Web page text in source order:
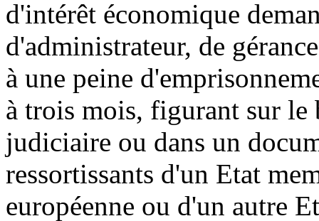
d'intérêt économique
d'administrateur, de
à une peine
à trois mois, figurant sur le
judiciaire ou dans un
ressortissants d'un Etat
européenne ou d'un autre